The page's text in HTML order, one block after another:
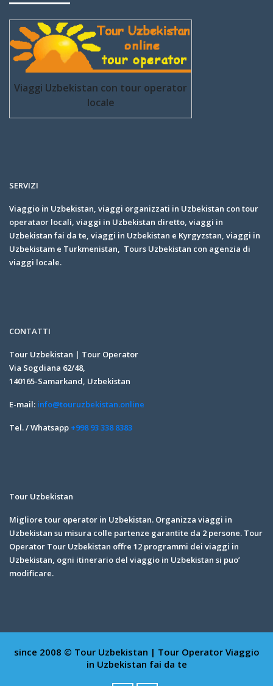
Viaggi Uzbekistan con tour operator
locale
SERVIZI
Viaggio in Uzbekistan, viaggi organizzati in Uzbekistan con tour
operataor locali, viaggi in Uzbekistan diretto, viaggi in
Uzbekistan fai da te, viaggi in Uzbekistan e Kyrgyzstan, viaggi in
Uzbekistam e Turkmenistan, Tours Uzbekistan con agenzia di
viaggi locale.
CONTATTI
Tour Uzbekistan | Tour Operator
Via Sogdiana 62/48,
140165-Samarkand, Uzbekistan
E-mail: info@touruzbekistan.online
Tel. / Whatsapp +998 93 338 8383
Tour Uzbekistan
Migliore tour operator in Uzbekistan. Organizza viaggi in
Uzbekistan su misura colle partenze garantite da 2 persone. Tour
Operator Tour Uzbekistan offre 12 programmi dei viaggi in
Uzbekistan, ogni itinerario del viaggio in Uzbekistan si puo’
modificare.
since 2008 © Tour Uzbekistan | Tour Operator Viaggio
in Uzbekistan fai da te